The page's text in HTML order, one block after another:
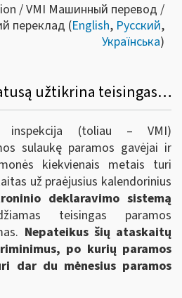
/ VMI Машинный перевод /
переклад (English, Русский,
Українська)
Paramos gavėjų statusą užtikrina teisingas paramos panaudojimas
inspekcija (toliau – VMI)
sulaukę paramos gavėjai ir
kiekvienais metais turi
už praėjusius kalendorinius
deklaravimo sistemą
teisingas paramos
Nepateikus šių ataskaitų
po kurių paramos
dar du mėnesius paramos